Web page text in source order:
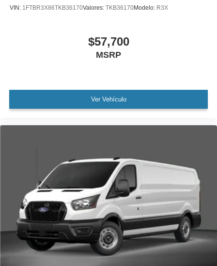
VIN: 1FTBR3X86TKB36170Valores: TKB36170Modelo: R3X
$57,700
MSRP
Ver Vehículo